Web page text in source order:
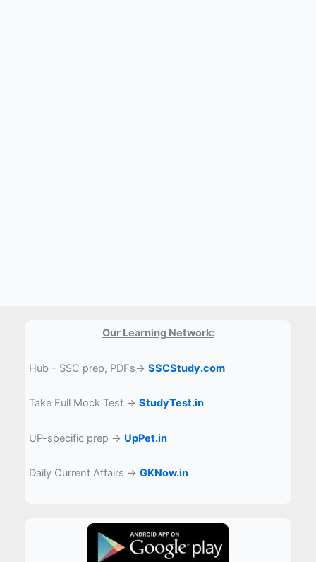
Our Learning Network:
Hub - SSC prep, PDFs→SSCStudy.com
Take Full Mock Test →StudyTest.in
UP-specific prep → UpPet.in
Daily Current Affairs →GKNow.in